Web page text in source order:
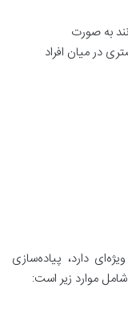
به صورت
در میان افراد
دارد، پیاده‌سازی
موارد زیر است: